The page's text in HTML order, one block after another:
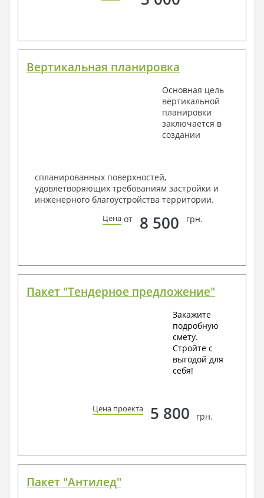
Вертикальная планировка
Основная цель
вертикальной
планировки
заключается в
создании
спланированных поверхностей,
удовлетворяющих требованиям застройки и
инженерного благоустройства территории.
Цена от 8 500 грн.
Пакет "Тендерное предложение"
Закажите
подробную
смету.
Стройте с
выгодой для
себя!
Цена проекта 5 800 грн.
Пакет "Антилед"